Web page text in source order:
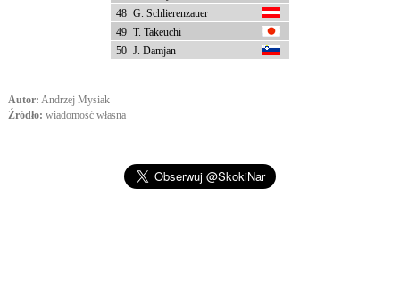
48 G. Schlierenzauer
49 T. Takeuchi
50 J. Damjan
Autor: Andrzej Mysiak
Źródło: wiadomość własna